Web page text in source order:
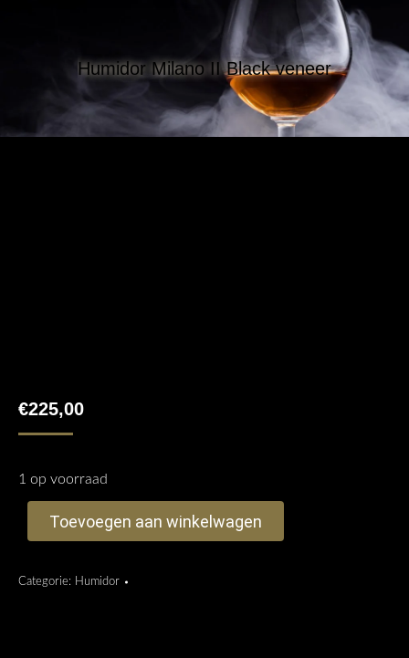
Humidor Milano II Black veneer
€225,00
1 op voorraad
Toevoegen aan winkelwagen
Categorie: Humidor